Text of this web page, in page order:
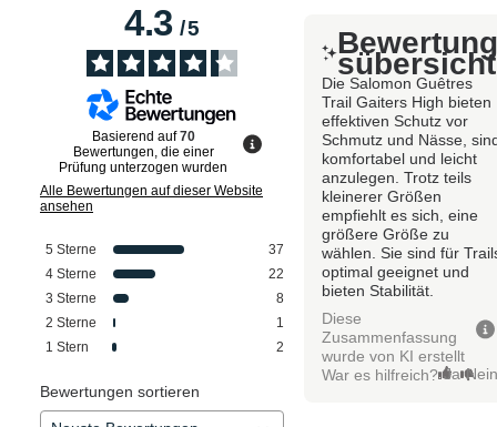
4.3/5
Basierend auf70
Bewertungen, die einer
Prüfung unterzogen wurden
Alle Bewertungen auf dieser Website
ansehen
5 Sterne
37
4 Sterne
22
3 Sterne
8
2 Sterne
1
1 Stern 2
Bewertungen sortieren
sübersicht
Die Salomon Guêtres
Trail Gaiters High bieten
effektiven Schutz vor
Schmutz und Nässe,
komfortabel und leicht
anzulegen. Trotz teils
kleinerer Größen
empfiehlt es sich, eine
größere Größe zu
wählen. Sie sind für
optimal geeignet und
bieten Stabilität.
Diese
Zusammenfassung
wurde von KI erstellt
War es hilfreich? Ja